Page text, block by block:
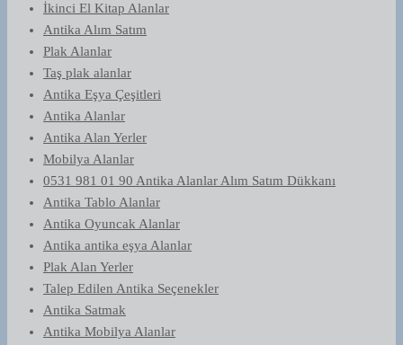
İkinci El Kitap Alanlar
Antika Alım Satım
Plak Alanlar
Taş plak alanlar
Antika Eşya Çeşitleri
Antika Alanlar
Antika Alan Yerler
Mobilya Alanlar
0531 981 01 90 Antika Alanlar Alım Satım Dükkanı
Antika Tablo Alanlar
Antika Oyuncak Alanlar
Antika antika eşya Alanlar
Plak Alan Yerler
Talep Edilen Antika Seçenekler
Antika Satmak
Antika Mobilya Alanlar